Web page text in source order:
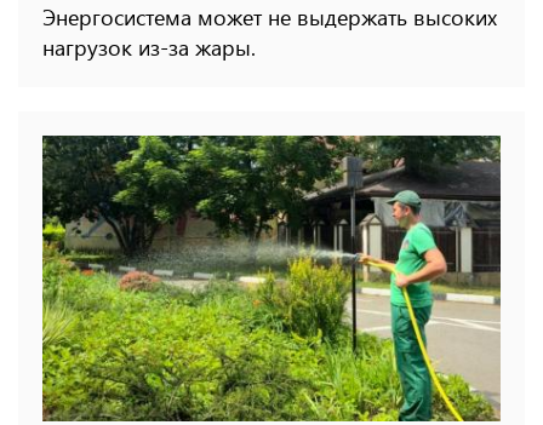
Энергосистема может не выдержать высоких
нагрузок из-за жары.